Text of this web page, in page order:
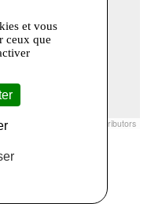
| © contributors
et vous
ceux que